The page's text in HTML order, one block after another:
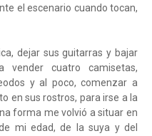
el escenario cuando tocan,
dejar sus guitarras y bajar
vender cuatro camisetas,
y al poco, comenzar a
en sus rostros, para irse a la
forma me volvió a situar en
mi edad, de la suya y del